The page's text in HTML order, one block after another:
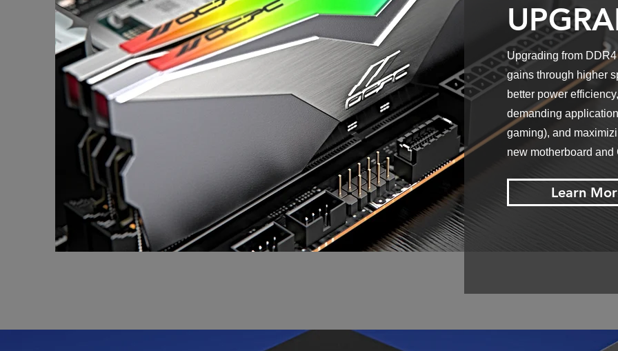
Upgrading from
gains through higher
better power
demanding
gaming), and
new motherboard
Learn